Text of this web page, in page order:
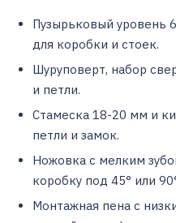
Пузырьковый уровень
для коробки и стоек.
Шуруповерт, набор
и петли.
Стамеска 18-20 мм и
петли и замок.
Ножовка с мелким
коробку под 45° или
Монтажная пена с